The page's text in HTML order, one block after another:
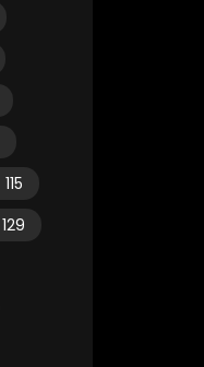
115
129